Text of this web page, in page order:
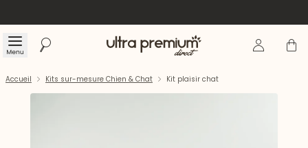
Menu Rechercher Accueil Se Panier
Accueil Kits sur-mesure Chien & Chat Kit plaisir chat